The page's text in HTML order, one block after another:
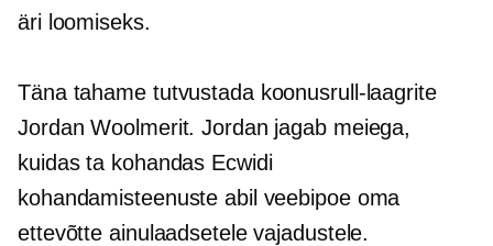
äri loomiseks.
Täna tahame tutvustada koonusrull-laagrite
Jordan Woolmerit. Jordan jagab meiega,
kuidas ta kohandas Ecwidi
kohandamisteenuste abil veebipoe oma
ettevõtte ainulaadsetele vajadustele.